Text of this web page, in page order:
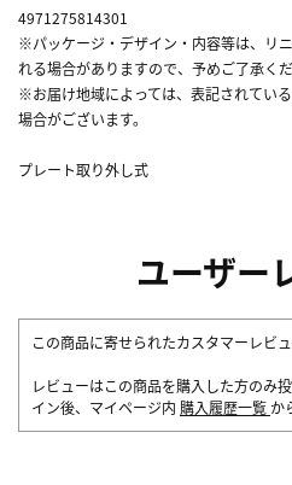
4971275814301
※パッケージ・デザイン・内容等は、リ
れる場合がありますので、予めご了承くだ
※お届け地域によっては、表記されてい
場合がございます。
プレート取り外し式
ユーザー
この商品に寄せられたカスタマーレビ
レビューはこの商品を購入した方のみ
イン後、マイページ内 購入履歴一覧 か